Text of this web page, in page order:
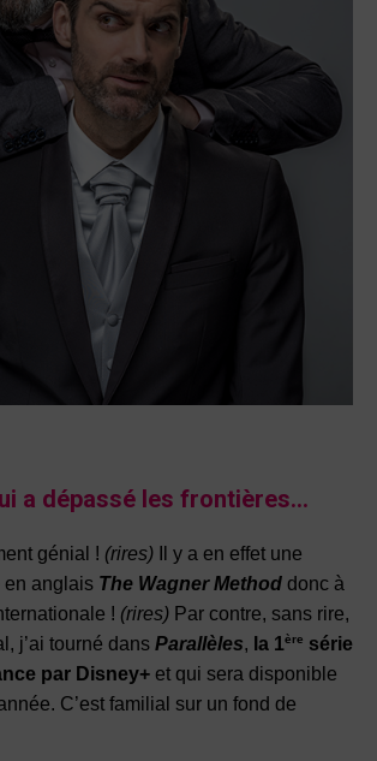
a dépassé les frontières…
génial ! (rires) Il y a en effet une
en anglais The Wagner Method donc à
! (rires) Par contre, sans rire,
j’ai tourné dans Parallèles, la 1ère série
par Disney+ et qui sera disponible
C’est familial sur un fond de